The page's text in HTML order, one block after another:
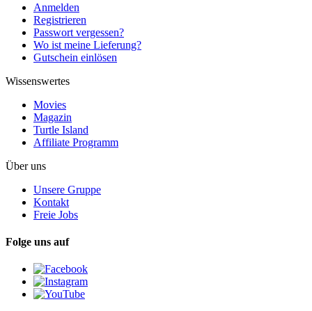
Anmelden
Registrieren
Passwort vergessen?
Wo ist meine Lieferung?
Gutschein einlösen
Wissenswertes
Movies
Magazin
Turtle Island
Affiliate Programm
Über uns
Unsere Gruppe
Kontakt
Freie Jobs
Folge uns auf